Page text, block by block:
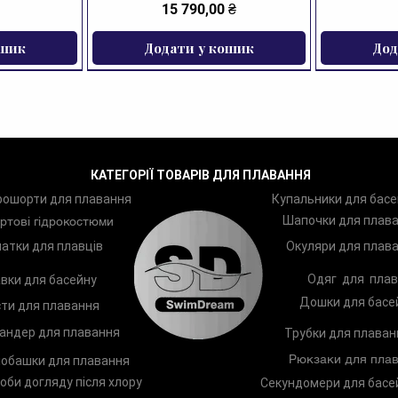
Ціна
15 790,00 ₴
Додати у кошик
Two Шампунь TRISWIM Shampoo Чоловічі
Zoggs Лопатки для плавання Zoggs Дитяче
КАТЕГОРІЇ ТОВАРІВ ДЛЯ ПЛАВАННЯ
для плавання
гідрокостюми
для плавців
Купальники для
Шапочки для
Окуляри для
для басейну
для плавання
Одяг для
Дошки для
для плавання
для плавання
догляду після хлору
Трубки для
Рюкзаки для
Секундомери для